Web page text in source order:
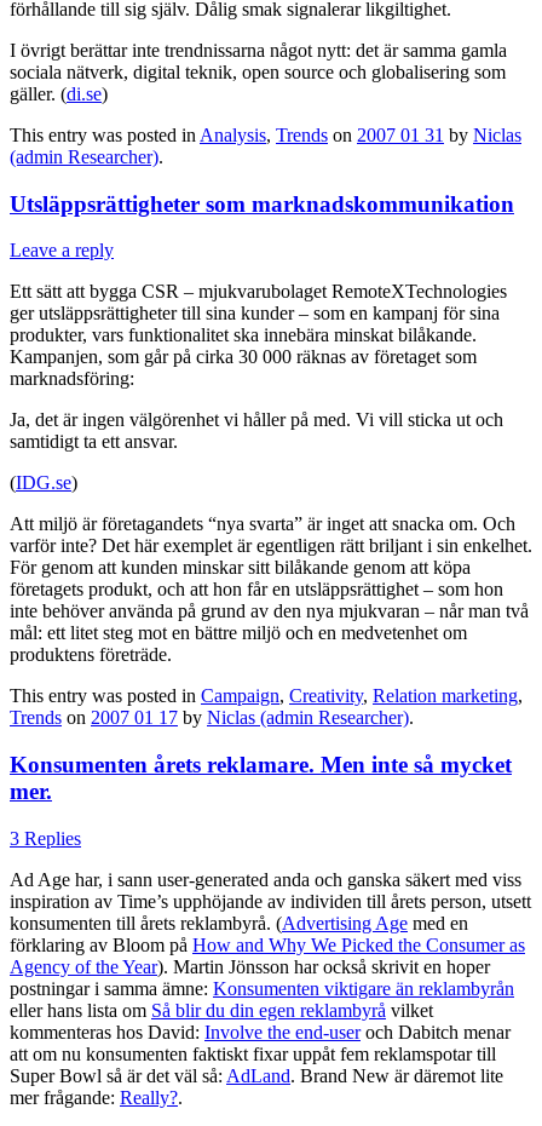
förhållande till sig själv. Dålig smak signalerar likgiltighet.
I övrigt berättar inte trendnissarna något nytt: det är samma gamla
sociala nätverk, digital teknik, open source och globalisering som
gäller. (di.se)
This entry was posted in Analysis, Trends on 2007 01 31 by Niclas
(admin Researcher).
Utsläppsrättigheter som marknadskommunikation
Leave a reply
Ett sätt att bygga CSR – mjukvarubolaget RemoteXTechnologies
ger utsläppsrättigheter till sina kunder – som en kampanj för sina
produkter, vars funktionalitet ska innebära minskat bilåkande.
Kampanjen, som går på cirka 30 000 räknas av företaget som
marknadsföring:
Ja, det är ingen välgörenhet vi håller på med. Vi vill sticka ut och
samtidigt ta ett ansvar.
(IDG.se)
Att miljö är företagandets “nya svarta” är inget att snacka om. Och
varför inte? Det här exemplet är egentligen rätt briljant i sin enkelhet.
För genom att kunden minskar sitt bilåkande genom att köpa
företagets produkt, och att hon får en utsläppsrättighet – som hon
inte behöver använda på grund av den nya mjukvaran – når man två
mål: ett litet steg mot en bättre miljö och en medvetenhet om
produktens företräde.
This entry was posted in Campaign, Creativity, Relation marketing,
Trends on 2007 01 17 by Niclas (admin Researcher).
Konsumenten årets reklamare. Men inte så mycket
mer.
3 Replies
Ad Age har, i sann user-generated anda och ganska säkert med viss
inspiration av Time’s upphöjande av individen till årets person, utsett
konsumenten till årets reklambyrå. (Advertising Age med en
förklaring av Bloom på How and Why We Picked the Consumer as
Agency of the Year). Martin Jönsson har också skrivit en hoper
postningar i samma ämne: Konsumenten viktigare än reklambyrån
eller hans lista om Så blir du din egen reklambyrå vilket
kommenteras hos David: Involve the end-useroch Dabitch menar
att om nu konsumenten faktiskt fixar uppåt fem reklamspotar till
Super Bowl så är det väl så: AdLand. Brand New är däremot lite
mer frågande: Really?.